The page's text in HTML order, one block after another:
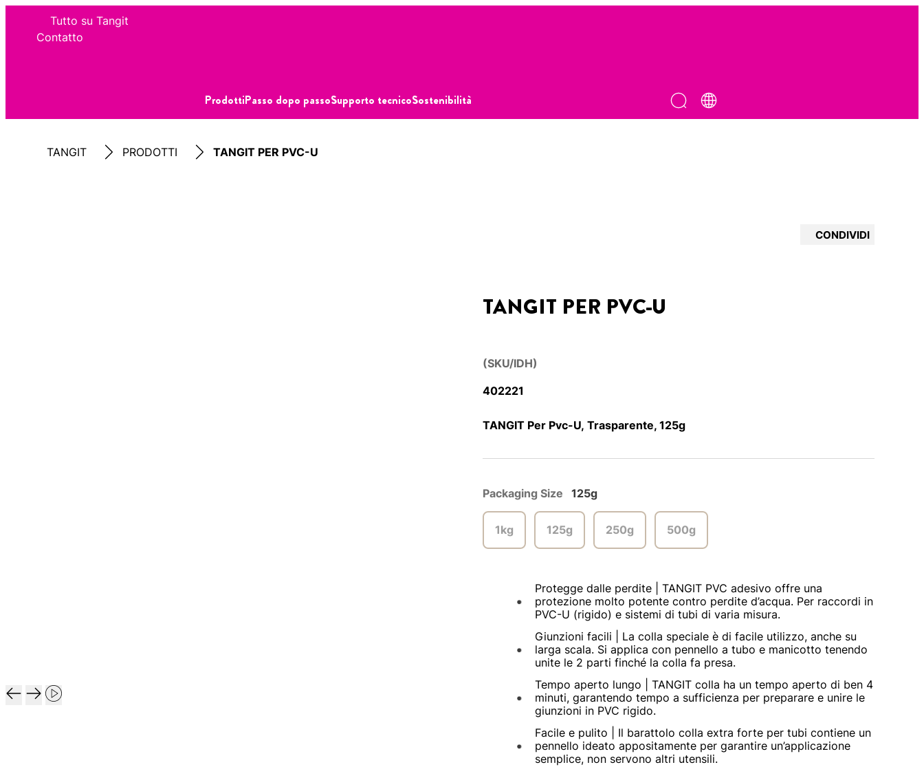
Tutto su Tangit
Contatto
ProdottiPasso dopo passoSupporto tecnicoSostenibilità
TANGIT PRODOTTI TANGIT PER PVC-U
CONDIVIDI
TANGIT PER PVC-U
(SKU/IDH)
402221
TANGIT Per Pvc-U, Trasparente, 125g
Packaging Size 125g
1kg 125g 250g 500g
Protegge dalle perdite | TANGIT PVC adesivo offre una
protezione molto potente contro perdite d’acqua. Per raccordi in
PVC-U (rigido) e sistemi di tubi di varia misura.
Giunzioni facili | La colla speciale è di facile utilizzo, anche su
larga scala. Si applica con pennello a tubo e manicotto tenendo
unite le 2 parti finché la colla fa presa.
Tempo aperto lungo | TANGIT colla ha un tempo aperto di ben 4
minuti, garantendo tempo a sufficienza per preparare e unire le
giunzioni in PVC rigido.
Facile e pulito | Il barattolo colla extra forte per tubi contiene un
pennello ideato appositamente per garantire un’applicazione
semplice, non servono altri utensili.